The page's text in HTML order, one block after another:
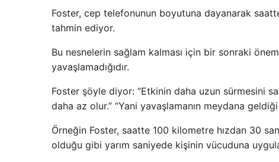
Foster, cep telefonunun boyutuna dayanarak
tahmin ediyor.
Bu nesnelerin sağlam kalması için bir sonraki
yavaşlamadığıdır.
Foster şöyle diyor: “Etkinin daha uzun sürmesini
daha az olur.” “Yani yavaşlamanın meydana
Örneğin Foster, saatte 100 kilometre hızdan 30
olduğu gibi yarım saniyede kişinin vücuduna